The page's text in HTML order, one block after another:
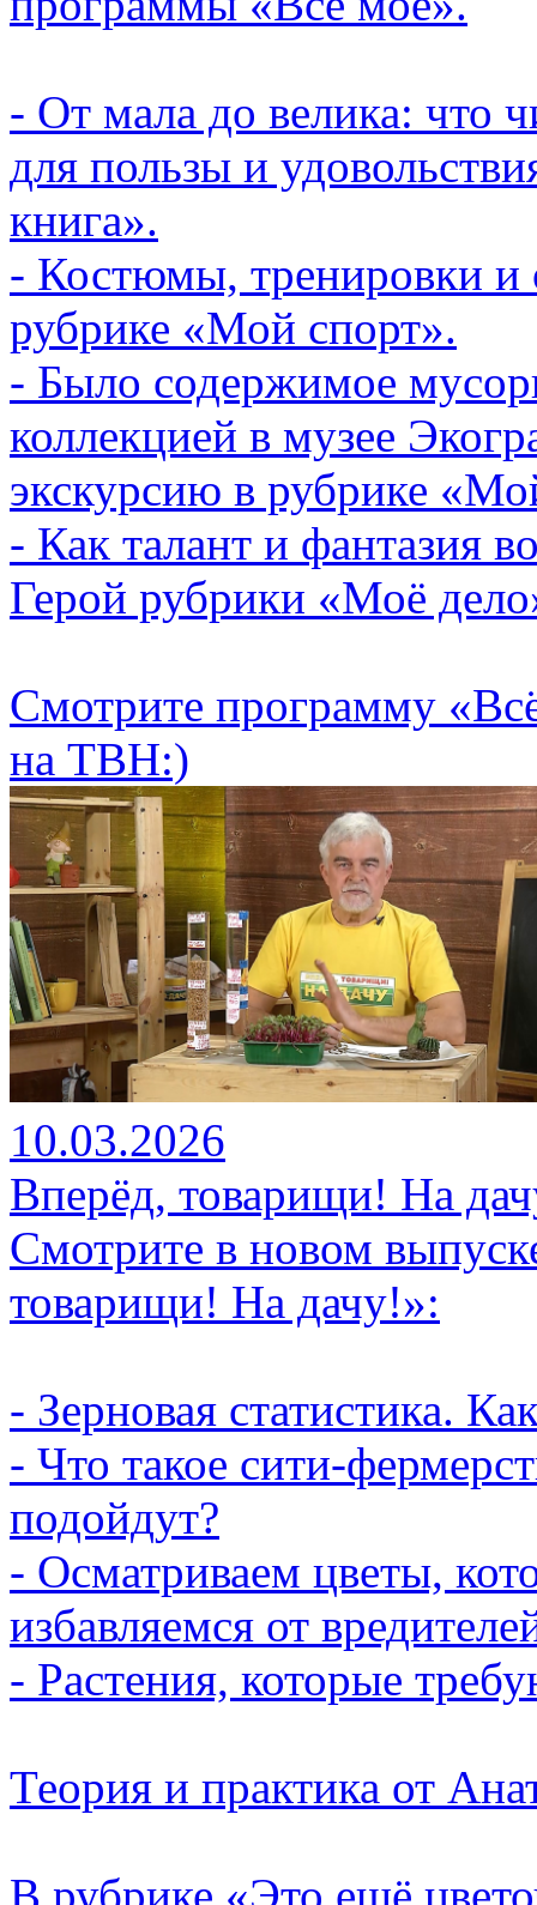
- От мала до велика: что
для пользы и
книга».
- Костюмы, тренировки и
рубрике «Мой спорт».
- Было содержимое
коллекцией в музее
экскурсию в рубрике
- Как талант и фантазия
Герой рубрики «Моё
Смотрите программу
на ТВН:)
10.03.2026
Вперёд, товарищи! На
Смотрите в новом
товарищи! На дачу!»:
- Зерновая статистика.
- Что такое сити-
подойдут?
- Осматриваем цветы,
избавляемся от
- Растения, которые
Теория и практика от